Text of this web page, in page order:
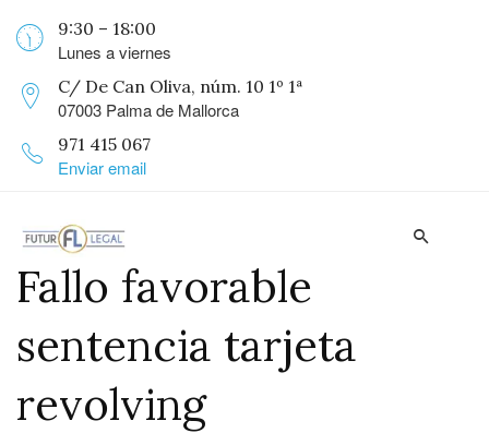
9:30 – 18:00
Lunes a viernes
C/ De Can Oliva, núm. 10 1º 1ª
07003 Palma de Mallorca
971 415 067
Enviar email
Fallo favorable
sentencia tarjeta
revolving